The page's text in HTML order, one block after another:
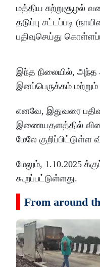
மத்திய சுற்றுசூழல்
தடுப்பு சட்டப்படி
பதிவுசெய்து
இந்த நிலையில், அந்த
இனப்பெருக்கம்
எனவே, இதுவரை
இணையதளத்தில்
மேலே
மேலும், 1.10.2025
கூறப்பட்டுள்ளது.
From around